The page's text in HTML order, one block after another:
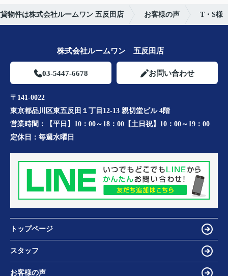
物件は株式会社ルームワン 五反田店 お客様の声 T・S様
株式会社ルームワン 五反田店
03-5447-6678 お問い合わせ
〒141-0022
東京都品川区東五反田１丁目12-13 親切堂ビル 4階
営業時間：
【平日】10：00～18：00【土日祝】10：00～19：00
定休日： 毎週水曜日
トップページ
スタッフ
お客様の声